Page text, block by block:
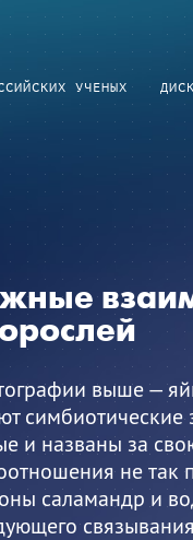
УЧЕНЫХ
выше —
и названы за
не так
саламандр и